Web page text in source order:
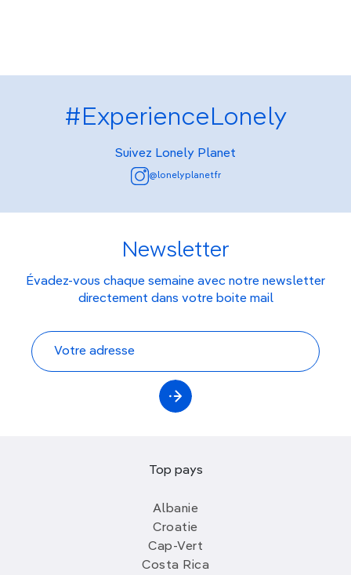
#ExperienceLonely
Suivez Lonely Planet
@lonelyplanetfr
Newsletter
Évadez-vous chaque semaine avec notre newsletter
directement dans votre boite mail
Top pays
Albanie
Croatie
Cap-Vert
Costa Rica